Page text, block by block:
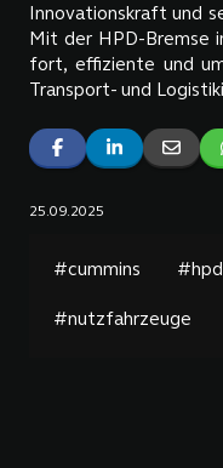
Innovationskraft und
Mit der HPD-Bremse
fort, effiziente und
Transport- und
25.09.2025
#cummins #hpd
#nutzfahrzeuge